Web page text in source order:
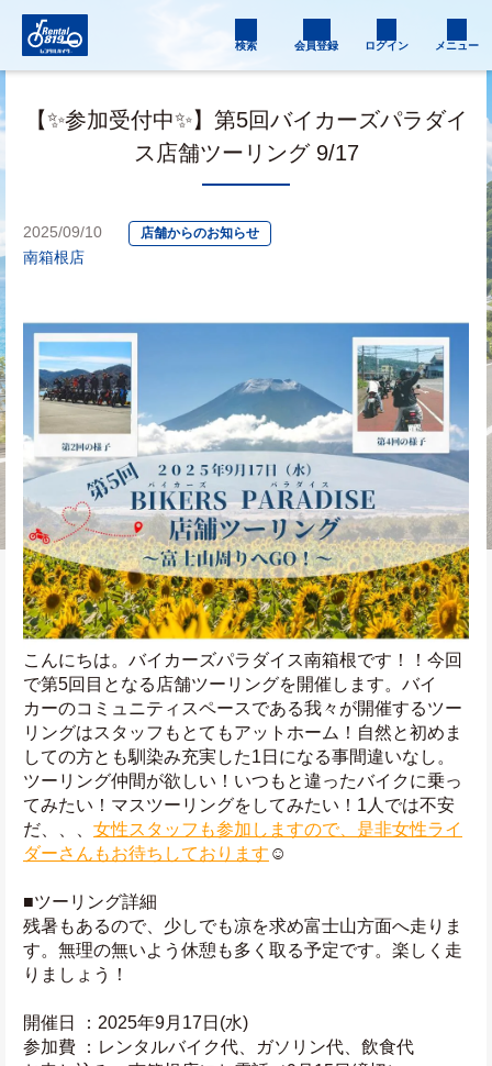
検索 会員登録 ログイン メニュー
【✨参加受付中✨】第5回バイカーズパラダイ
ス店舗ツーリング 9/17
2025/09/10 店舗からのお知らせ
南箱根店
こんにちは。バイカーズパラダイス南箱根です！！今回
で第5回目となる店舗ツーリングを開催します。バイ
カーのコミュニティスペースである我々が開催するツー
リングはスタッフもとてもアットホーム！自然と初めま
しての方とも馴染み充実した1日になる事間違いなし。
ツーリング仲間が欲しい！いつもと違ったバイクに乗っ
てみたい！マスツーリングをしてみたい！1人では不安
だ、、、 女性スタッフも参加しますので、是非女性ライ
ダーさんもお待ちしております ☺️
■ツーリング詳細
残暑もあるので、少しでも凉を求め富士山方面へ走りま
す。無理の無いよう休憩も多く取る予定です。楽しく走
りましょう！
開催日 ：2025年9月17日(水)
参加費 ：レンタルバイク代、ガソリン代、飲食代